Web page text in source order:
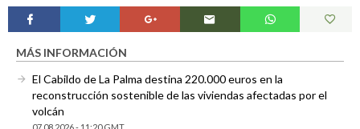
MÁS INFORMACIÓN
El Cabildo de La Palma destina 220.000 euros en la
reconstrucción sostenible de las viviendas afectadas por el
volcán
07.08.2026 - 11:20 GMT